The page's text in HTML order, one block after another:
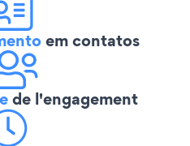
em contatos
de l'engagement